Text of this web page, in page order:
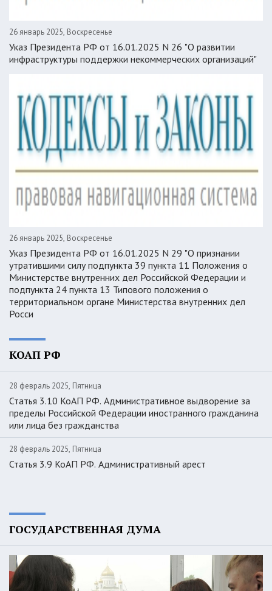
26 январь 2025, Воскресенье
Указ Президента РФ от 16.01.2025 N 26 "О развитии
инфраструктуры поддержки некоммерческих организаций"
26 январь 2025, Воскресенье
Указ Президента РФ от 16.01.2025 N 29 "О признании
утратившими силу подпункта 39 пункта 11 Положения о
Министерстве внутренних дел Российской Федерации и
подпункта 24 пункта 13 Типового положения о
территориальном органе Министерства внутренних дел
Росси
КОАП РФ
28 февраль 2025, Пятница
Статья 3.10 КоАП РФ. Административное выдворение за
пределы Российской Федерации иностранного гражданина
или лица без гражданства
28 февраль 2025, Пятница
Статья 3.9 КоАП РФ. Административный арест
ГОСУДАРСТВЕННАЯ ДУМА